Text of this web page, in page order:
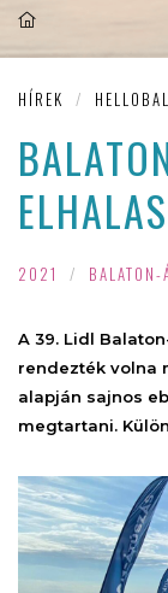
HÍREK /
2021 / BALATON-
A 39. Lidl
rendezték volna
alapján sajnos
megtartani.